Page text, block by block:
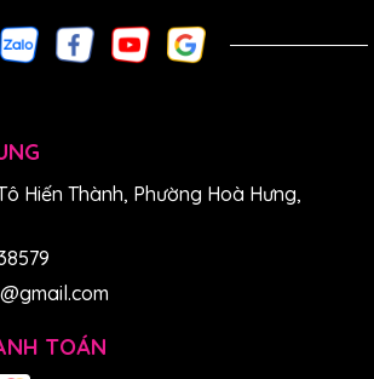
Hiến Thành, Phường Hoà Hưng,
TOÁN